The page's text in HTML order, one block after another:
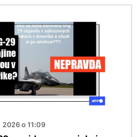
o 11:09